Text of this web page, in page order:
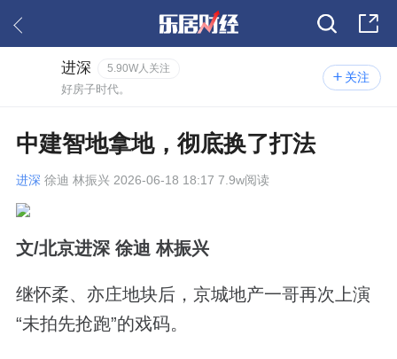
关注
进深 5.90W人关注
好房子时代。
中建智地拿地，彻底换了打法
进深 徐迪 林振兴 2026-06-18 18:17 7.9w阅读
文/北京进深 徐迪 林振兴
继怀柔、亦庄地块后，京城地产一哥再次上演
“未拍先抢跑”的戏码。